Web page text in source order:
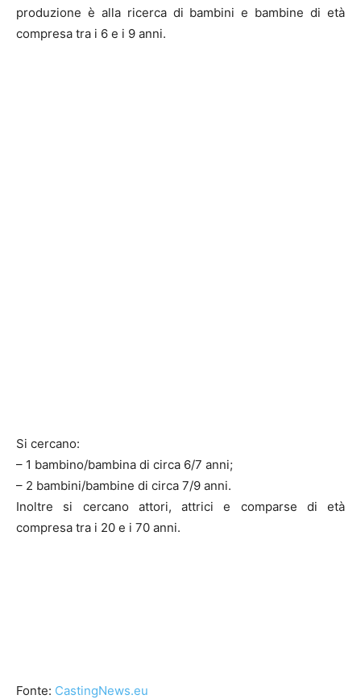
produzione è alla ricerca di bambini e bambine di età
compresa tra i 6 e i 9 anni.
Si cercano:
– 1 bambino/bambina di circa 6/7 anni;
– 2 bambini/bambine di circa 7/9 anni.
Inoltre si cercano attori, attrici e comparse di età
compresa tra i 20 e i 70 anni.
Fonte: CastingNews.eu